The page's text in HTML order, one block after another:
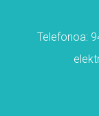
Telefonoa: